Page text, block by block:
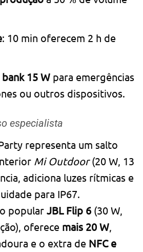
: 10 min oferecem 2 h de
15 W para emergências
ou outros dispositivos.
especialista
representa um salto
Mi Outdoor(20 W, 13
adiciona luzes rítmicas e
para IP67.
popular JBL Flip 6 (30 W,
oferece mais 20 W
e o extra de NFC e